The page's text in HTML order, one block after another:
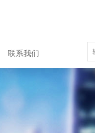
联系我们